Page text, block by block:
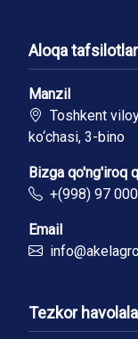
Aloqa
Manzil
Toshkent
ko‘chasi, 3-bino
Bizga qo'ng'iroq
+(998) 97
Email
Tezkor